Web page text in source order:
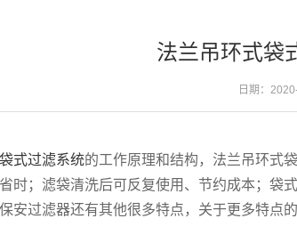
法兰吊环式袋
日期：
式过滤系统的工作原理和结构，法兰吊环式
时；滤袋清洗后可反复使用、节约成本；袋
安过滤器还有其他很多特点，关于更多特点